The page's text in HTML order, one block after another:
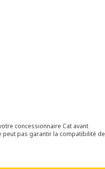
concessionnaire Cat avant
peut pas garantir la compatibilité de